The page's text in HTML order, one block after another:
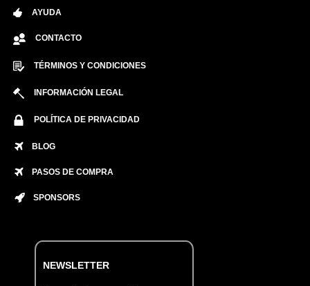
AYUDA
CONTACTO
TÉRMINOS Y CONDICIONES
INFORMACIÓN LEGAL
POLÍTICA DE PRIVACIDAD
BLOG
PASOS DE COMPRA
SPONSORS
NEWSLETTER